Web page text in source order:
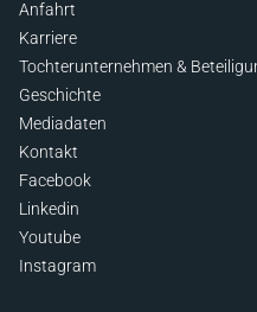
Anfahrt
Karriere
Tochterunternehmen &
Geschichte
Mediadaten
Kontakt
Facebook
Linkedin
Youtube
Instagram